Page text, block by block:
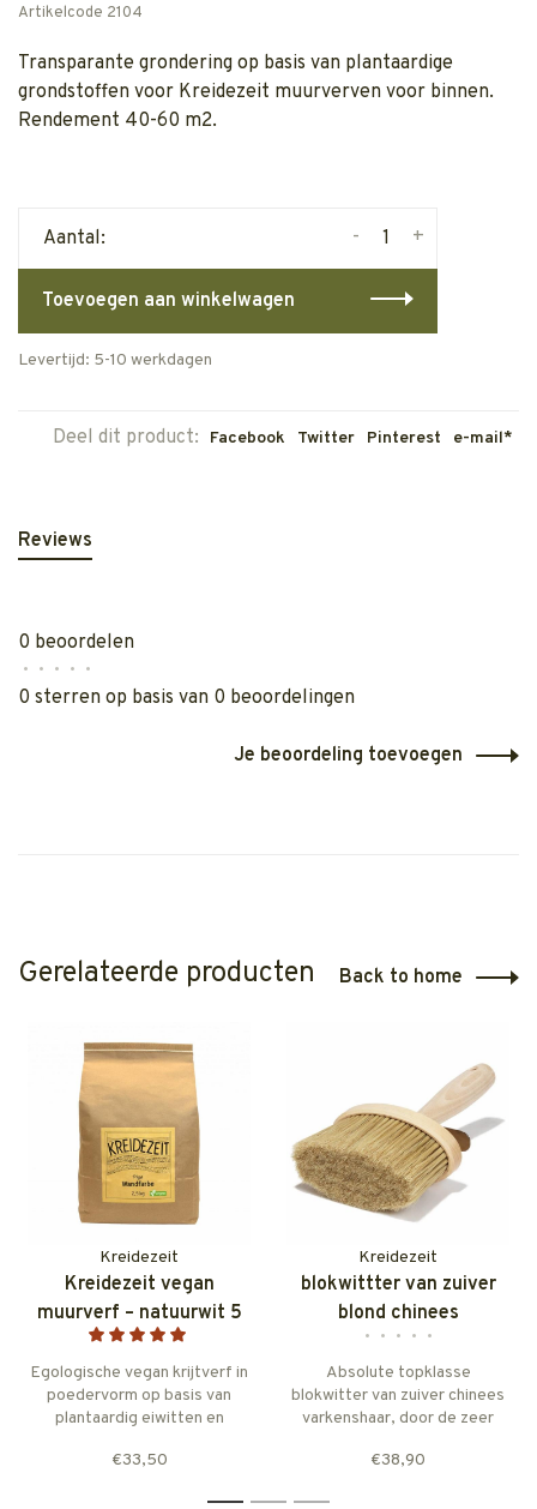
Artikelcode 2104
Transparante grondering op basis van plantaardige
grondstoffen voor Kreidezeit muurverven voor binnen.
Rendement 40-60 m2.
Aantal: +
-
Toevoegen aan winkelwagen
Levertijd: 5-10 werkdagen
Deel dit product: Facebook Twitter Pinterest e-mail*
Reviews
0 beoordelen
• • • • •
0 sterren op basis van 0 beoordelingen
Je beoordeling toevoegen
Gerelateerde producten Back to home
Kreidezeit
Kreidezeit vegan
muurverf – natuurwit 5
kg
Egologische vegan krijtverf in
poedervorm op basis van
plantaardig eiwitten en
based muurverf is vrij van
€33,50
Kreidezeit
blokwittter van zuiver
blond chinees
varkenshaar. ovaal 130 x
60 mm
• • • • •
Absolute topklasse
blokwitter van zuiver chinees
varkenshaar, door de zeer
staat deze kwast garant voor
€38,90